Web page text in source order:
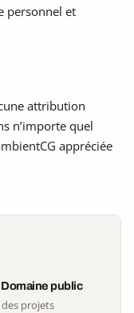
personnel et
attribution
n’importe quel
appréciée
public
projets